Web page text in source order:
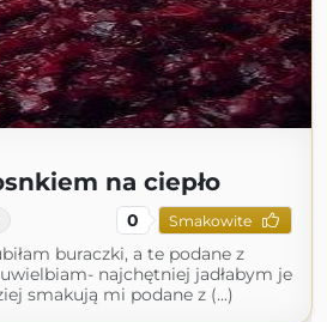
na ciepło
0 Smakowite
buraczki, a te podane z
najchętniej jadłabym je
smakują mi podane z (...)